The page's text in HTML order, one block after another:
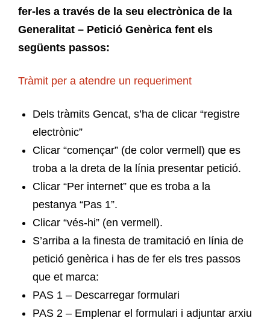
fer-les a través de la seu electrònica de la
Generalitat – Petició Genèrica fent els
següents passos:
Tràmit per a atendre un requeriment
Dels tràmits Gencat, s’ha de clicar “registre
electrònic”
Clicar “començar” (de color vermell) que es
troba a la dreta de la línia presentar petició.
Clicar “Per internet” que es troba a la
pestanya “Pas 1”.
Clicar “vés-hi” (en vermell).
S’arriba a la finesta de tramitació en línia de
petició genèrica i has de fer els tres passos
que et marca:
PAS 1 – Descarregar formulari
PAS 2 – Emplenar el formulari i adjuntar arxiu